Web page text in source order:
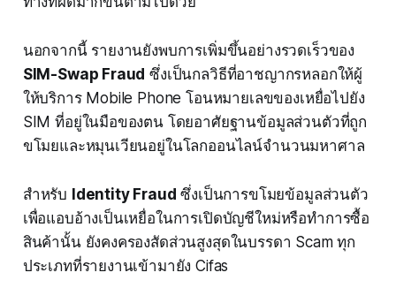
นอกจากนี้ รายงานยังพบการเพิ่มขึ้นอย่างรวดเร็วของ
SIM-Swap Fraud ซึ่งเป็นกลวิธีที่อาชญากรหลอกให้ผู้
ให้บริการ Mobile Phone โอนหมายเลขของเหยื่อไปยัง
SIM ที่อยู่ในมือของตน โดยอาศัยฐานข้อมูลส่วนตัวที่ถูก
ขโมยและหมุนเวียนอยู่ในโลกออนไลน์จำนวนมหาศาล
สำหรับ Identity Fraud ซึ่งเป็นการขโมยข้อมูลส่วนตัว
เพื่อแอบอ้างเป็นเหยื่อในการเปิดบัญชีใหม่หรือทำการซื้อ
สินค้านั้น ยังคงครองสัดส่วนสูงสุดในบรรดา Scam ทุก
ประเภทที่รายงานเข้ามายัง Cifas